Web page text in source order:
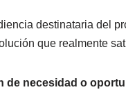
destinataria del
que realmente
de necesidad o